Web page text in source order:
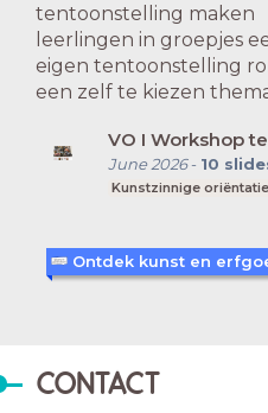
tentoonstelling maken
leerlingen in groepjes
eigen tentoonstelling
een zelf te kiezen
VO I Workshop
June 2026- 10
Kunstzinnige oriëntatie
CONTACT